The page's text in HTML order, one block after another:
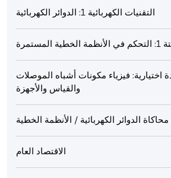
التقنيات الكهربائية 1: الدوائر الكهربائية
المستمرة
اختيارية: فيزياء مكونات أشباه الموصلات
والقياس والأجهزة
الدوائر الكهربائية / الأنظمة الخطية
الاقتصاد العام